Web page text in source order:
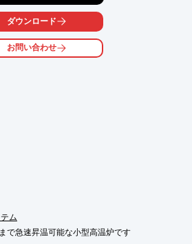
際はお気軽にお問い合わせください。
ダウンロード
お問い合わせ
ム
で急速昇温可能な小型高温炉です